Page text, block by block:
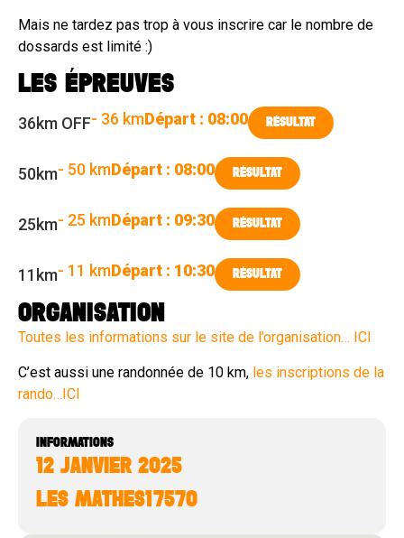
Mais ne tardez pas trop à vous inscrire car le nombre de
dossards est limité :)
LES ÉPREUVES
36km OFF- 36 kmDépart : 08:00 RÉSULTAT
50km- 50 kmDépart : 08:00 RÉSULTAT
25km- 25 kmDépart : 09:30 RÉSULTAT
11km- 11 kmDépart : 10:30 RÉSULTAT
ORGANISATION
Toutes les informations sur le site de l’organisation… ICI
C’est aussi une randonnée de 10 km, les inscriptions de la
rando…ICI
INFORMATIONS
12 JANVIER 2025
LES MATHES17570